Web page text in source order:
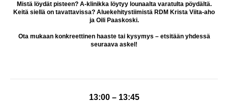
Mistä löydät pisteen? A-klinikka löytyy lounaalta varatulta pöydältä.
Keitä siellä on tavattavissa? Aluekehitystiimistä RDM Krista Viita-aho
ja Oili Paaskoski.
Ota mukaan konkreettinen haaste tai kysymys – etsitään yhdessä
seuraava askel!
13:00 – 13:45